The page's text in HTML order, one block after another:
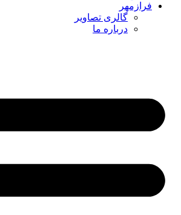
فرازمهر
گالری تصاویر
درباره ما